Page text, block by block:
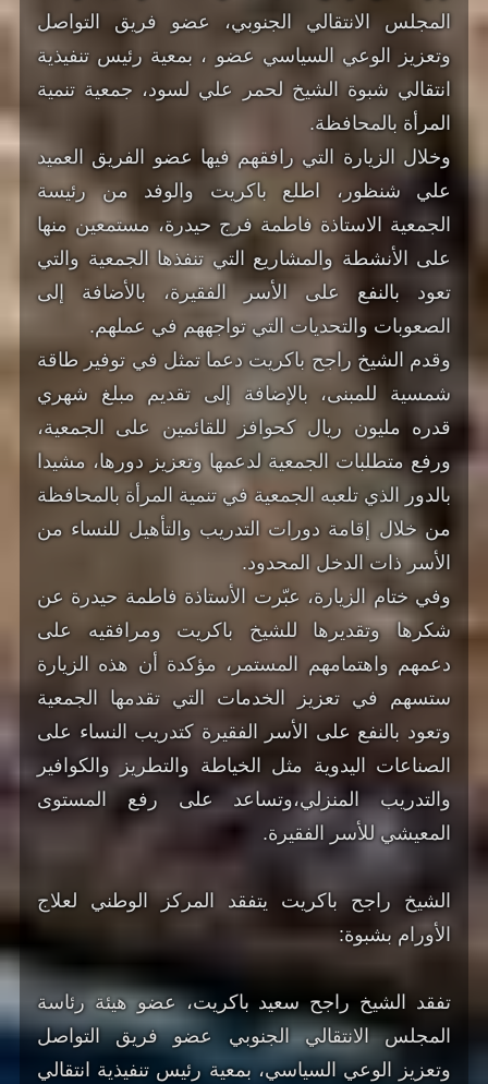
المجلس الانتقالي الجنوبي، عضو فريق التواصل
وتعزيز الوعي السياسي عضو ، بمعية رئيس تنفيذية
انتقالي شبوة الشيخ لحمر علي لسود، جمعية تنمية
المرأة بالمحافظة.
وخلال الزيارة التي رافقهم فيها عضو الفريق العميد
علي شنظور، اطلع باكريت والوفد من رئيسة
الجمعية الاستاذة فاطمة فرج حيدرة، مستمعين منها
على الأنشطة والمشاريع التي تنفذها الجمعية والتي
تعود بالنفع على الأسر الفقيرة، بالأضافة إلى
الصعوبات والتحديات التي تواجههم في عملهم.
وقدم الشيخ راجح باكريت دعما تمثل في توفير طاقة
شمسية للمبنى، بالإضافة إلى تقديم مبلغ شهري
قدره مليون ريال كحوافز للقائمين على الجمعية،
ورفع متطلبات الجمعية لدعمها وتعزيز دورها، مشيدا
بالدور الذي تلعبه الجمعية في تنمية المرأة بالمحافظة
من خلال إقامة دورات التدريب والتأهيل للنساء من
الأسر ذات الدخل المحدود.
وفي ختام الزيارة، عبّرت الأستاذة فاطمة حيدرة عن
شكرها وتقديرها للشيخ باكريت ومرافقيه على
دعمهم واهتمامهم المستمر، مؤكدة أن هذه الزيارة
ستسهم في تعزيز الخدمات التي تقدمها الجمعية
وتعود بالنفع على الأسر الفقيرة كتدريب النساء على
الصناعات اليدوية مثل الخياطة والتطريز والكوافير
والتدريب المنزلي،وتساعد على رفع المستوى
المعيشي للأسر الفقيرة.
الشيخ راجح باكريت يتفقد المركز الوطني لعلاج
الأورام بشبوة:
تفقد الشيخ راجح سعيد باكريت، عضو هيئة رئاسة
المجلس الانتقالي الجنوبي عضو فريق التواصل
وتعزيز الوعي السياسي، بمعية رئيس تنفيذية انتقالي